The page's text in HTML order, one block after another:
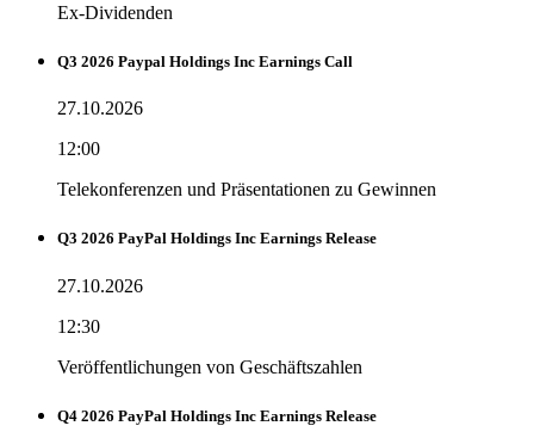
Ex-Dividenden
Q3 2026 Paypal Holdings Inc Earnings Call
27.10.2026
12:00
Telekonferenzen und Präsentationen zu Gewinnen
Q3 2026 PayPal Holdings Inc Earnings Release
27.10.2026
12:30
Veröffentlichungen von Geschäftszahlen
Q4 2026 PayPal Holdings Inc Earnings Release